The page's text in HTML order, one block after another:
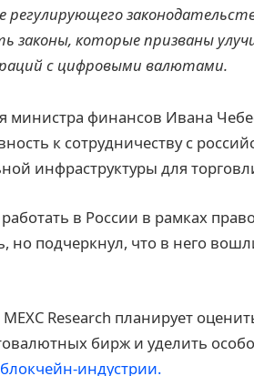
законы, которые призваны
с цифровыми валютами.
министра финансов Ивана
к сотрудничеству с
инфраструктуры для
в России в рамках
но подчеркнул, что в него
Research планирует
бирж и уделить
индустрии.